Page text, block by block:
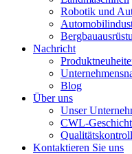
Robotik und
Nachricht
Blog
Über uns
Unser
CWL-
Kontaktieren Sie uns